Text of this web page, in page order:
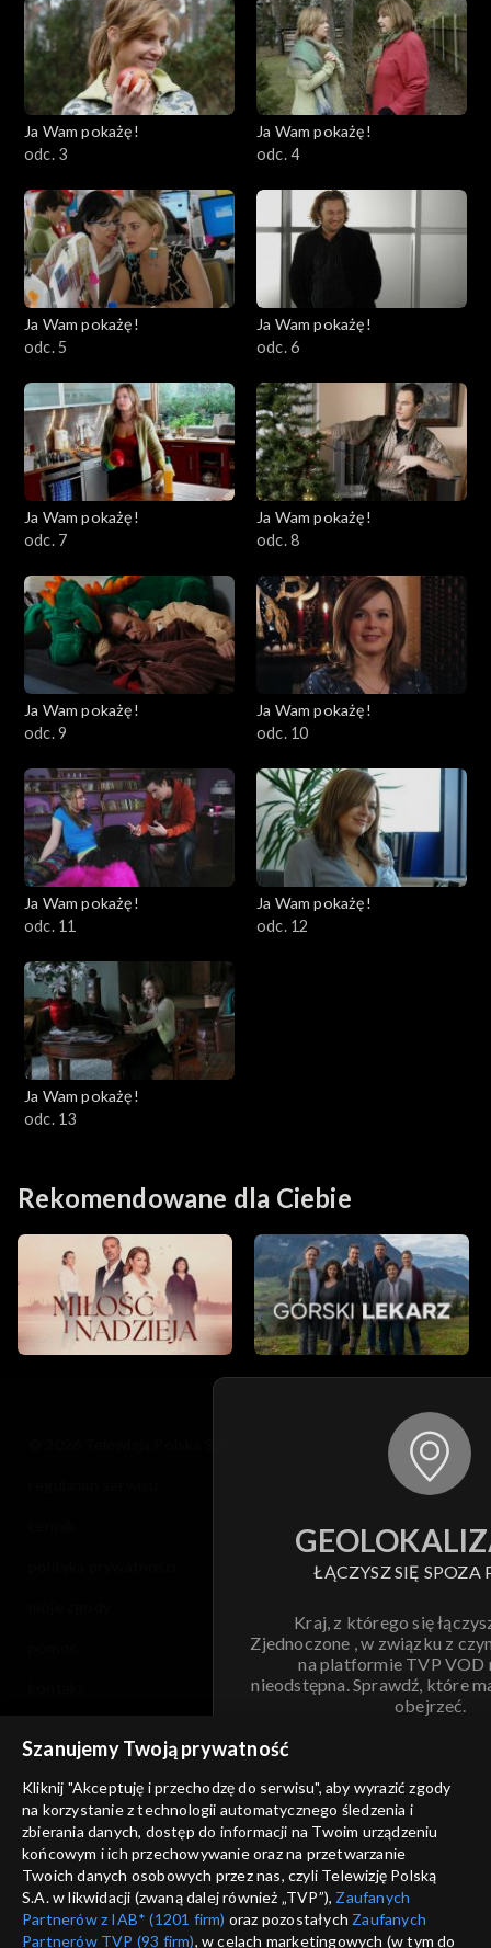
Ja Wam pokażę!
odc. 3
Ja Wam pokażę!
odc. 4
Ja Wam pokażę!
odc. 5
Ja Wam pokażę!
odc. 6
Ja Wam pokażę!
odc. 7
Ja Wam pokażę!
odc. 8
Ja Wam pokażę!
odc. 9
Ja Wam pokażę!
odc. 10
Ja Wam pokażę!
odc. 11
Ja Wam pokażę!
odc. 12
Ja Wam pokażę!
odc. 13
Rekomendowane dla Ciebie
ŁĄCZYSZ SIĘ SPOZA
Kraj, z którego się
Zjednoczone , w związku z
na platformie TVP VOD
nieodstępna. Sprawdź, które
obejrzeć.
ANULUJ
informacje o dostawcy usług
Szanujemy Twoją prywatność
Kliknij "Akceptuję i przechodzę do serwisu", aby wyrazić zgody
na korzystanie z technologii automatycznego śledzenia i
zbierania danych, dostęp do informacji na Twoim urządzeniu
końcowym i ich przechowywanie oraz na przetwarzanie
Twoich danych osobowych przez nas, czyli Telewizję Polską
S.A. w likwidacji (zwaną dalej również „TVP”), Zaufanych
Partnerów z IAB* (1201 firm) oraz pozostałych Zaufanych
Partnerów TVP (93 firm), w celach marketingowych (w tym do